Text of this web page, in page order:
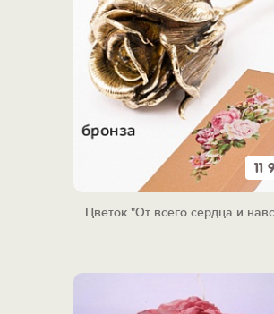
11
Цветок "От всего сердца и